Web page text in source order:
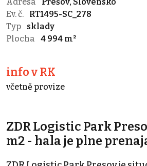
Adresa
Prešov, Slovensko
Ev. č.
RT1495-SC_278
Typ
sklady
Plocha
4 994 m²
info v RK
včetně provize
ZDR Logistic Park
m2 - hala je plne